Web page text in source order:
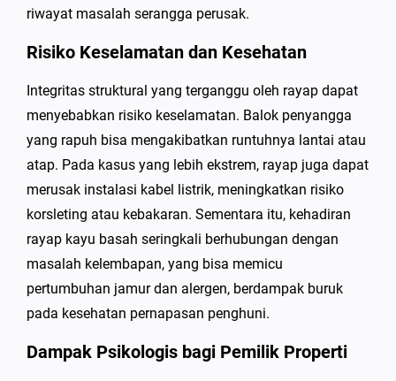
riwayat masalah serangga perusak.
Risiko Keselamatan dan Kesehatan
Integritas struktural yang terganggu oleh rayap dapat
menyebabkan risiko keselamatan. Balok penyangga
yang rapuh bisa mengakibatkan runtuhnya lantai atau
atap. Pada kasus yang lebih ekstrem, rayap juga dapat
merusak instalasi kabel listrik, meningkatkan risiko
korsleting atau kebakaran. Sementara itu, kehadiran
rayap kayu basah seringkali berhubungan dengan
masalah kelembapan, yang bisa memicu
pertumbuhan jamur dan alergen, berdampak buruk
pada kesehatan pernapasan penghuni.
Dampak Psikologis bagi Pemilik Properti